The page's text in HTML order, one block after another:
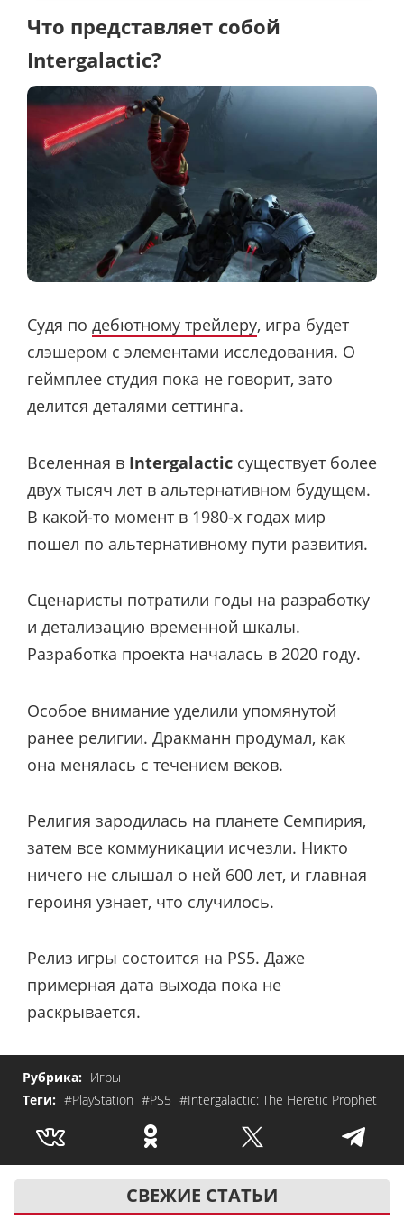
Что представляет собой
Intergalactic?
Судя по дебютному трейлеру, игра будет
слэшером с элементами исследования. О
геймплее студия пока не говорит, зато
делится деталями сеттинга.
Вселенная в Intergalactic существует более
двух тысяч лет в альтернативном будущем.
В какой-то момент в 1980-х годах мир
пошел по альтернативному пути развития.
Сценаристы потратили годы на разработку
и детализацию временной шкалы.
Разработка проекта началась в 2020 году.
Особое внимание уделили упомянутой
ранее религии. Дракманн продумал, как
она менялась с течением веков.
Религия зародилась на планете Семпирия,
затем все коммуникации исчезли. Никто
ничего не слышал о ней 600 лет, и главная
героиня узнает, что случилось.
Релиз игры состоится на PS5. Даже
примерная дата выхода пока не
раскрывается.
Рубрика: Игры
Теги: #PlayStation #PS5 #Intergalactic: The Heretic Prophet
СВЕЖИЕ СТАТЬИ